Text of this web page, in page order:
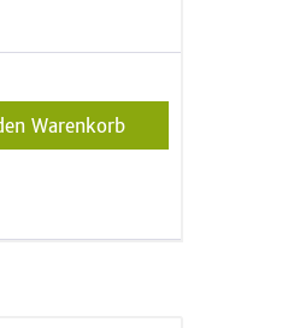
Warenkorb